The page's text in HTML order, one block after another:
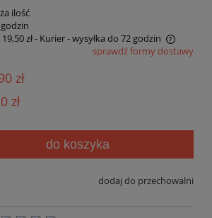
ilość
zł- Kurier - wysyłka do 72 godzin
ewentualnych kosztów płatnościsprawdź formy dostawy
zł
zł
do koszyka
dodaj do przechowalni